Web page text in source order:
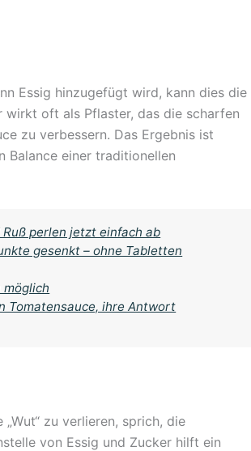
Essig hinzugefügt wird, kann dies die
wirkt oft als Pflaster, das die scharfen
zu verbessern. Das Ergebnis ist
Balance einer traditionellen
perlen jetzt einfach ab
gesenkt – ohne Tabletten
möglich
Tomatensauce, ihre Antwort
zu verlieren, sprich, die
von Essig und Zucker hilft ein